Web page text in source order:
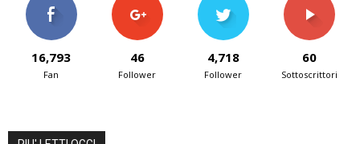
16,793
Fan
46
Follower
4,718
Follower
60
Sottoscrittori